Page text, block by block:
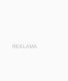
REKLAMA